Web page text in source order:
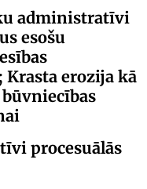
administratīvi
esošu
Krasta erozija kā
procesuālās